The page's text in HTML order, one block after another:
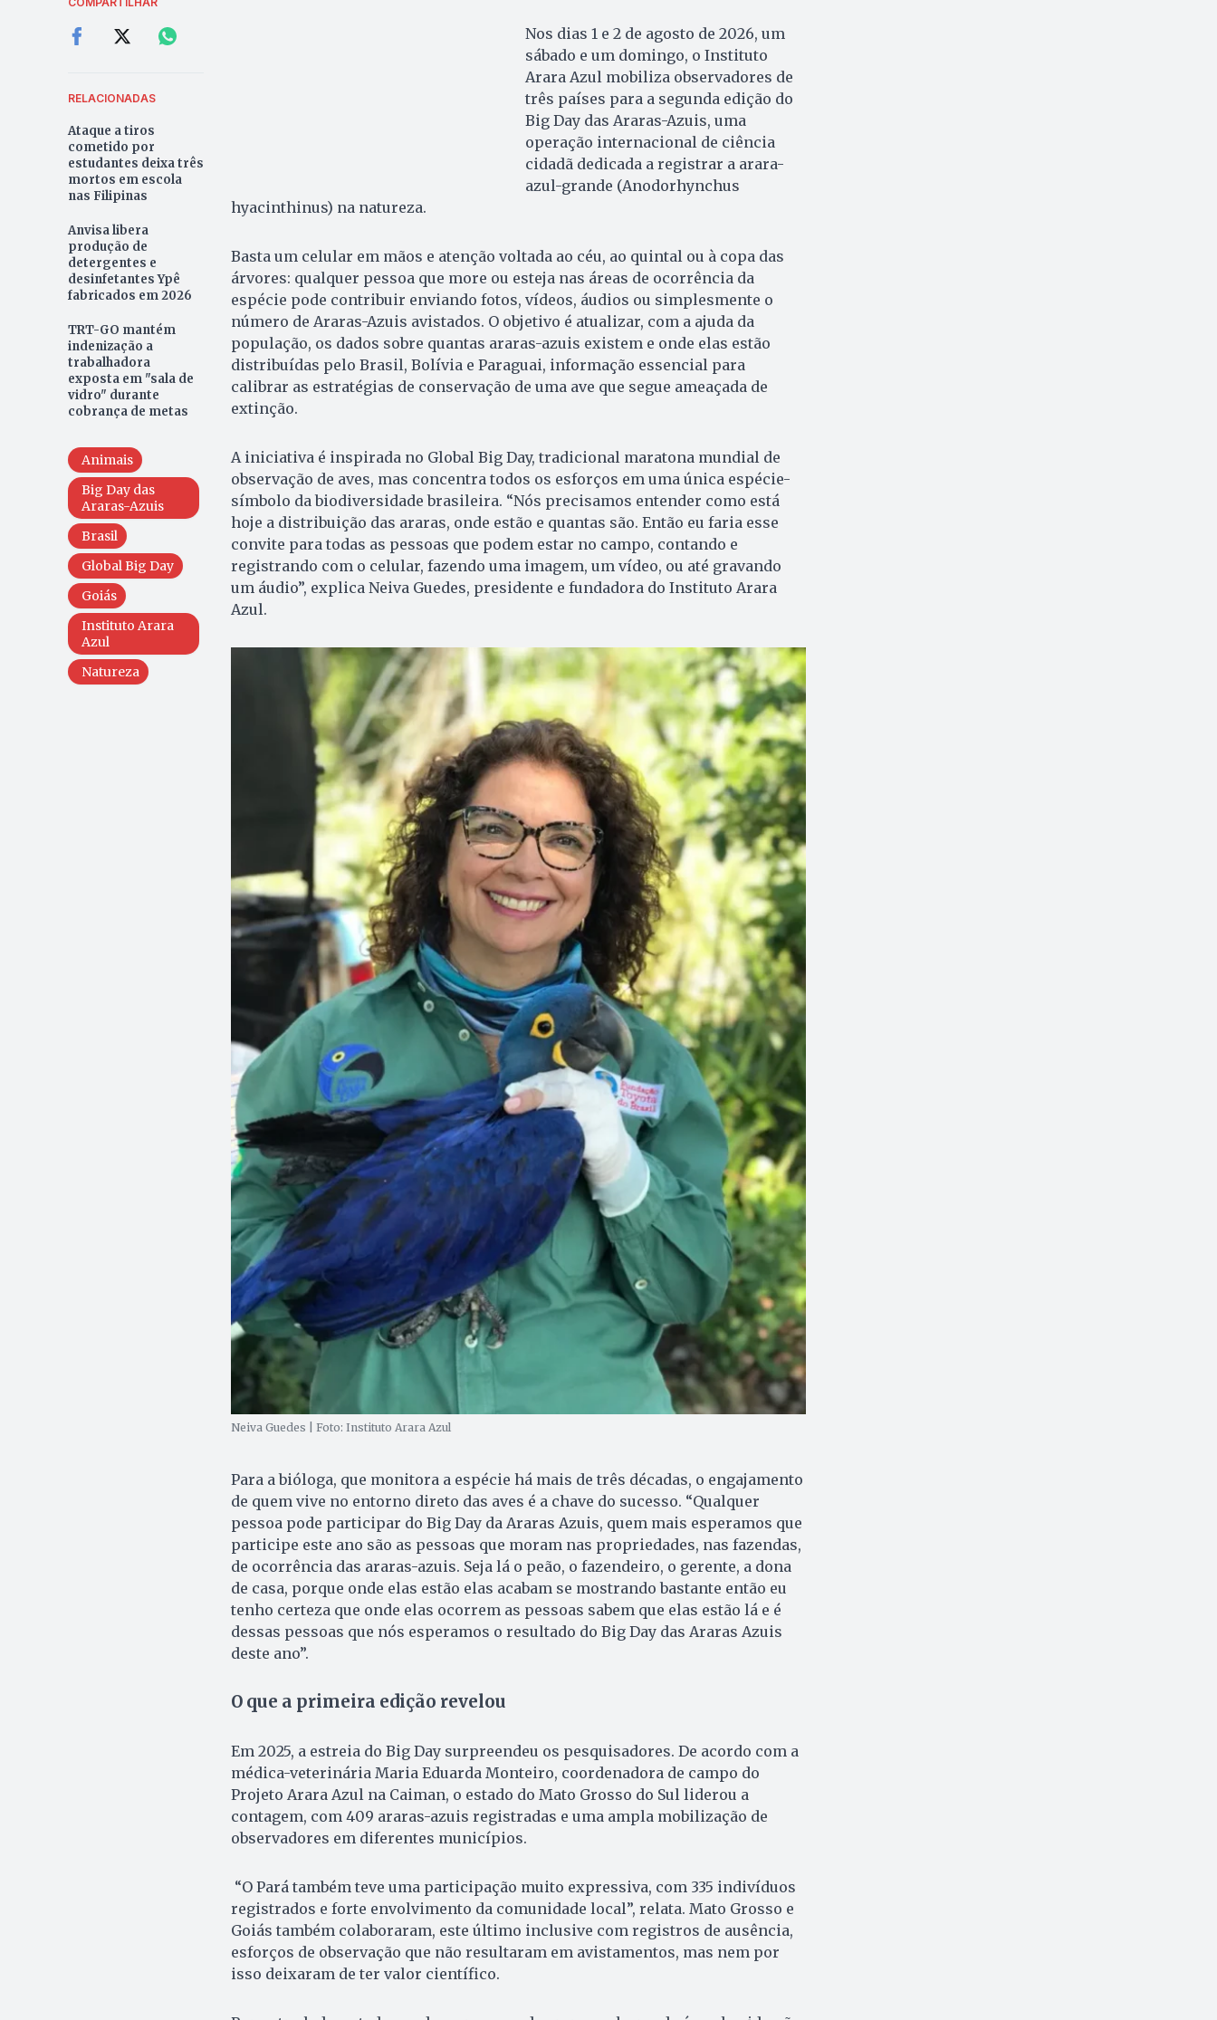
RELACIONADAS
Ataque a tiros
cometido por
estudantes deixa três
mortos em escola
nas Filipinas
Anvisa libera
produção de
detergentes e
desinfetantes Ypê
fabricados em 2026
TRT-GO mantém
indenização a
trabalhadora
exposta em "sala de
vidro" durante
cobrança de metas
Animais
Big Day das
Araras-Azuis
Brasil
Global Big Day
Goiás
Instituto Arara
Azul
Natureza
Nos dias 1 e 2 de agosto de 2026, um
sábado e um domingo, o Instituto
Arara Azul mobiliza observadores de
três países para a segunda edição do
Big Day das Araras-Azuis, uma
operação internacional de ciência
cidadã dedicada a registrar a arara-
azul-grande (Anodorhynchus
hyacinthinus) na natureza.
Basta um celular em mãos e atenção voltada ao céu, ao quintal ou à copa das
árvores: qualquer pessoa que more ou esteja nas áreas de ocorrência da
espécie pode contribuir enviando fotos, vídeos, áudios ou simplesmente o
número de Araras-Azuis avistados. O objetivo é atualizar, com a ajuda da
população, os dados sobre quantas araras-azuis existem e onde elas estão
distribuídas pelo Brasil, Bolívia e Paraguai, informação essencial para
calibrar as estratégias de conservação de uma ave que segue ameaçada de
extinção.
A iniciativa é inspirada no Global Big Day, tradicional maratona mundial de
observação de aves, mas concentra todos os esforços em uma única espécie-
símbolo da biodiversidade brasileira. “Nós precisamos entender como está
hoje a distribuição das araras, onde estão e quantas são. Então eu faria esse
convite para todas as pessoas que podem estar no campo, contando e
registrando com o celular, fazendo uma imagem, um vídeo, ou até gravando
um áudio”, explica Neiva Guedes, presidente e fundadora do Instituto Arara
Azul.
Neiva Guedes | Foto: Instituto Arara Azul
Para a bióloga, que monitora a espécie há mais de três décadas, o engajamento
de quem vive no entorno direto das aves é a chave do sucesso. “Qualquer
pessoa pode participar do Big Day da Araras Azuis, quem mais esperamos que
participe este ano são as pessoas que moram nas propriedades, nas fazendas,
de ocorrência das araras-azuis. Seja lá o peão, o fazendeiro, o gerente, a dona
de casa, porque onde elas estão elas acabam se mostrando bastante então eu
tenho certeza que onde elas ocorrem as pessoas sabem que elas estão lá e é
dessas pessoas que nós esperamos o resultado do Big Day das Araras Azuis
deste ano”.
O que a primeira edição revelou
Em 2025, a estreia do Big Day surpreendeu os pesquisadores. De acordo com a
médica-veterinária Maria Eduarda Monteiro, coordenadora de campo do
Projeto Arara Azul na Caiman, o estado do Mato Grosso do Sul liderou a
contagem, com 409 araras-azuis registradas e uma ampla mobilização de
observadores em diferentes municípios.
“O Pará também teve uma participação muito expressiva, com 335 indivíduos
registrados e forte envolvimento da comunidade local”, relata. Mato Grosso e
Goiás também colaboraram, este último inclusive com registros de ausência,
esforços de observação que não resultaram em avistamentos, mas nem por
isso deixaram de ter valor científico.